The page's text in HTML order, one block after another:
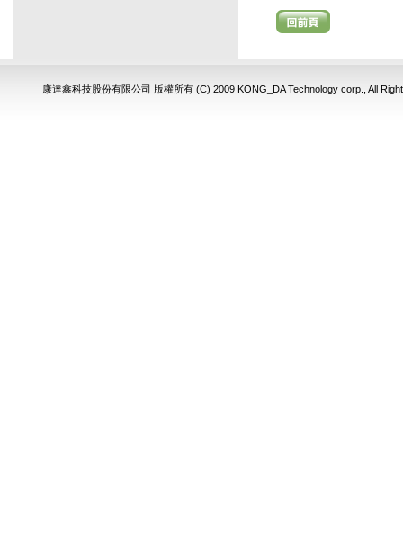
康達鑫科技股份有限公司 版權所有 (C) 2009 KONG_DA Technology corp., All